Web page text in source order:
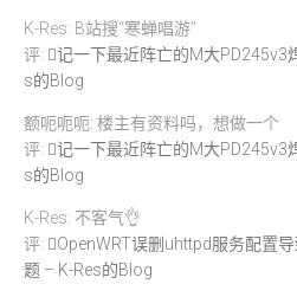
K-Res: B站搜“寒蝉唱游”
评:
记一下最近阵亡的M大PD245v3
s的Blog
额呃呃呃: 楼主有资料吗，想做一个
评:
记一下最近阵亡的M大PD245v3
s的Blog
K-Res: 不客气👌
评:
OpenWRT误删uhttpd服务配置
题 – K-Res的Blog